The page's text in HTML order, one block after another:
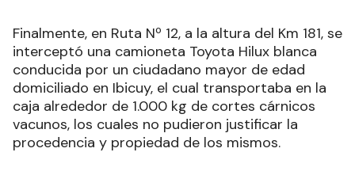
Finalmente, en Ruta Nº 12, a la altura del Km 181, se
interceptó una camioneta Toyota Hilux blanca
conducida por un ciudadano mayor de edad
domiciliado en Ibicuy, el cual transportaba en la
caja alrededor de 1.000 kg de cortes cárnicos
vacunos, los cuales no pudieron justificar la
procedencia y propiedad de los mismos.